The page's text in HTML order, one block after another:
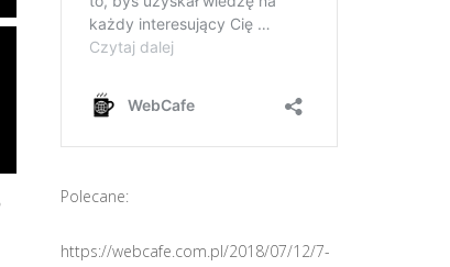
Polecane:
https://webcafe.com.pl/2018/07/12/7-